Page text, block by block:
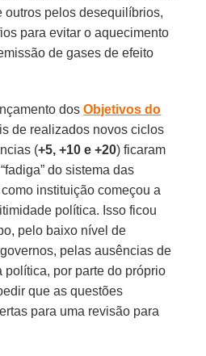
outros pelos desequilíbrios,
para evitar o aquecimento
de gases de efeito
dosObjetivos do
de realizados novos ciclos
(+5, +10 e +20) ficaram
do sistema das
como instituição começou a
política. Isso ficou
pelo baixo nível de
pelas ausências de
política, por parte do próprio
que as questões
para uma revisão para